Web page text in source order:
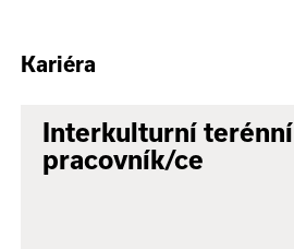
Kariéra
Interkulturní terénní
pracovník/ce